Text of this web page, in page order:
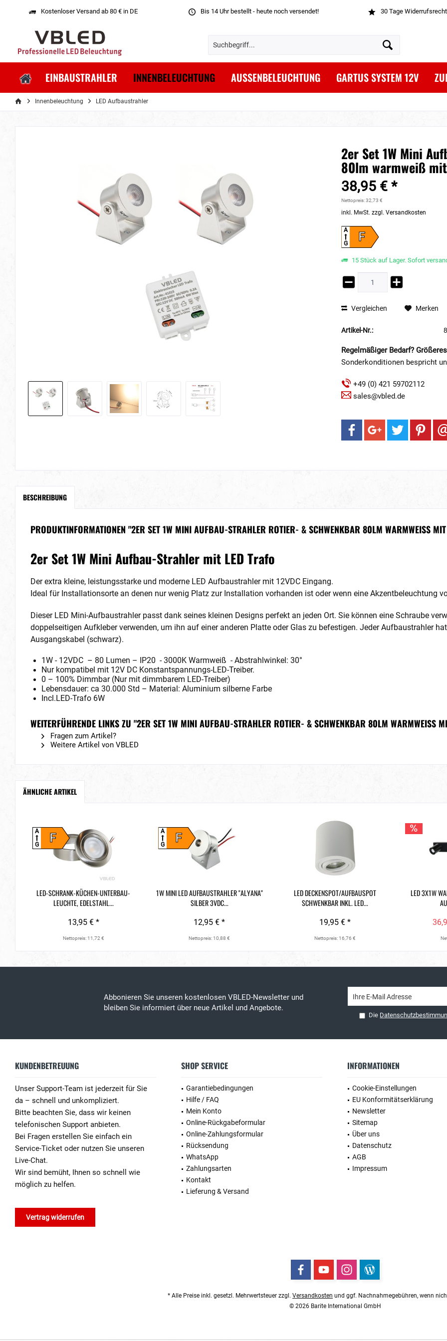
Kostenloser Versand ab 80 € in DE Bis 14 Uhr bestellt - heute noch versendet! 30 Tage Widerrufsrecht
EINBAUSTRAHLER INNENBELEUCHTUNG AUSSENBELEUCHTUNG GARTUS SYSTEM 12V
Innenbeleuchtung LED Aufbaustrahler
2er Set 1W Mini
80lm warmweiß
38,95 € *
Nettopreis: 32,73 €
inkl. MwSt.zzgl. Versandkosten
F
A
G
15 Stück auf Lager. Sofort
Vergleichen Merken
Artikel-Nr.:
Regelmäßiger Bedarf?
Sonderkonditionen bespricht
+49 (0) 421 59702112
sales@vbled.de
BESCHREIBUNG
PRODUKTINFORMATIONEN "2ER SET 1W MINI AUFBAU-STRAHLER ROTIER- & SCHWENKBAR 80LM WARMWEISS
2er Set 1W Mini Aufbau-Strahler mit LED Trafo
Der extra kleine, leistungsstarke und moderne LED Aufbaustrahler mit 12VDC Eingang.
Ideal für Installationsorte an denen nur wenig Platz zur Installation vorhanden ist oder wenn eine Akzentbeleuchtung
Dieser LED Mini-Aufbaustrahler passt dank seines kleinen Designs perfekt an jeden Ort. Sie können eine Schraube
doppelseitigen Aufkleber verwenden, um ihn auf einer anderen Platte oder Glas zu befestigen. Jeder Aufbaustrahler
Ausgangskabel (schwarz).
1W - 12VDC – 80 Lumen – IP20 - 3000K Warmweiß - Abstrahlwinkel: 30°
Nur kompatibel mit 12V DC Konstantspannungs-LED-Treiber.
0 – 100% Dimmbar (Nur mit dimmbarem LED-Treiber)
Lebensdauer: ca 30.000 Std – Material: Aluminium silberne Farbe
Incl.LED-Trafo 6W
WEITERFÜHRENDE LINKS ZU "2ER SET 1W MINI AUFBAU-STRAHLER ROTIER- & SCHWENKBAR 80LM WARMWEISS
Fragen zum Artikel?
Weitere Artikel von VBLED
ÄHNLICHE ARTIKEL
F
A
G
LED-SCHRANK-KÜCHEN-UNTERBAU-
LEUCHTE, EDELSTAHL...
13,95 € *
Nettopreis: 11,72 €
F
A
G
1W MINI LED AUFBAUSTRAHLER "ALYANA"
SILBER 3VDC...
12,95 € *
Nettopreis: 10,88 €
LED DECKENSPOT/AUFBAUSPOT
SCHWENKBAR INKL. LED...
19,95 € *
Nettopreis: 16,76 €
LED 3X1W
Abbonieren Sie unseren kostenlosen VBLED-Newsletter und
bleiben Sie informiert über neue Artikel und Angebote.
Die
KUNDENBETREUUNG
Unser Support-Team ist jederzeit für Sie
da – schnell und unkompliziert.
Bitte beachten Sie, dass wir keinen
telefonischen Support anbieten.
Bei Fragen erstellen Sie einfach ein
Service-Ticket oder nutzen Sie unseren
Live-Chat.
Wir sind bemüht, Ihnen so schnell wie
möglich zu helfen.
Vertrag widerrufen
SHOP SERVICE
Garantiebedingungen
Hilfe / FAQ
Mein Konto
Online-Rückgabeformular
Online-Zahlungsformular
Rücksendung
WhatsApp
Zahlungsarten
Kontakt
Lieferung & Versand
INFORMATIONEN
Cookie-Einstellungen
EU Konformitätserklärung
Newsletter
Sitemap
Über uns
Datenschutz
AGB
Impressum
* Alle Preise inkl. gesetzl. Mehrwertsteuer zzgl. Versandkosten und ggf. Nachnahmegebühren, wenn
© 2026 Barite International GmbH